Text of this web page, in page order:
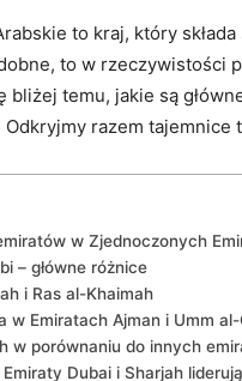
to ​kraj, który
to w rzeczywistości
temu, jakie są
razem tajemnice
w Zjednoczonych‌
– główne różnice
i Ras⁣ al-Khaimah
w Emiratach Ajman i Umm ​al-
w⁤ porównaniu do innych
Dubai i Sharjah liderują